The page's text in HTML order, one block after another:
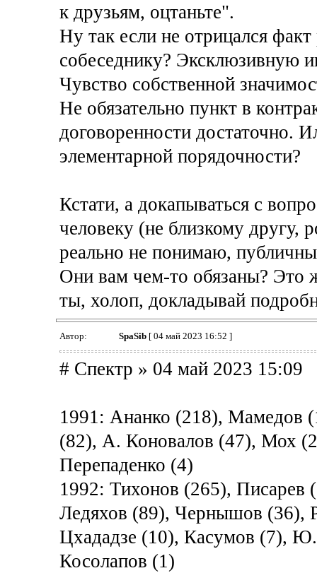
к друзьям, оцтаньте".
Ну так если не отрицался
собеседнику? Эксклюзивную
Чувство собственной
Не обязательно пункт в
договоренности достаточно.
элементарной порядочности?
Кстати, а докапываться с
человеку (не близкому другу,
реально не понимаю,
Они вам чем-то обязаны? Это
ты, холоп, докладывай
Автор: SpaSib[ 04 май 2023 16:52 ]
# Спектр » 04 май 2023 15:09
1991: Ананко (218), Мамедов
(82), А. Коновалов (47), Мох
Перепаденко (4)
1992: Тихонов (265),
Ледяхов (89), Чернышов (36),
Цхададзе (10), Касумов (7),
Косолапов (1)